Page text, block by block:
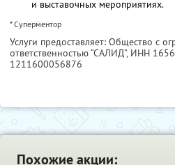
и выставочных мероприятиях.
* Суперментор
Услуги предоставляет: Общество с
ответственностью “САЛИД”, ИНН
1211600056876
Похожие акции: